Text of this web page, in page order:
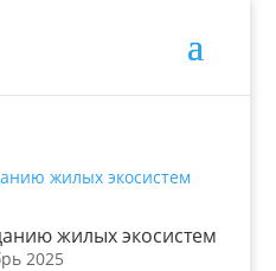
жилых экосистем
2025